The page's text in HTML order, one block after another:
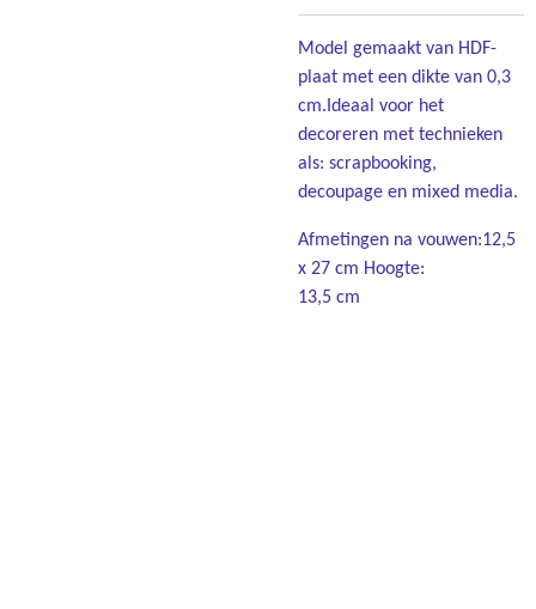
Model gemaakt van HDF-
plaat met een dikte van 0,3
cm.Ideaal voor het
decoreren met technieken
als: scrapbooking,
decoupage en mixed media.
Afmetingen na vouwen:12,5
x 27 cm Hoogte:
13,5 cm